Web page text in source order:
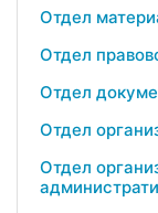
Отдел
Отдел
Отдел
Отдел
Отдел